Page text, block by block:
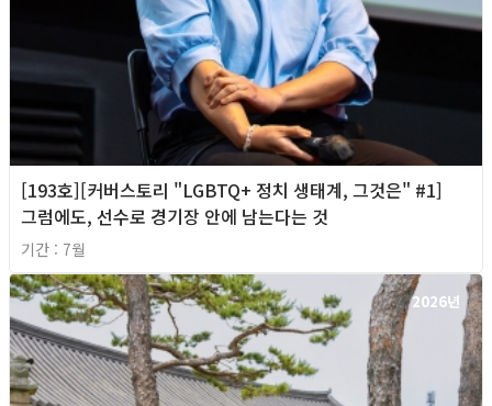
[193호][커버스토리 "LGBTQ+ 정치 생태계, 그것은" #1]
그럼에도, 선수로 경기장 안에 남는다는 것
기간 : 7월
2026년